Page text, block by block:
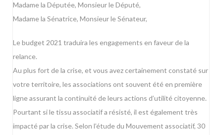
Madame la Députée, Monsieur le Député,
Madame la Sénatrice, Monsieur le Sénateur,
Le budget 2021 traduira les engagements en faveur de la
relance.
Au plus fort de la crise, et vous avez certainement constaté sur
votre territoire, les associations ont souvent été en première
ligne assurant la continuité de leurs actions d’utilité citoyenne.
Pourtant si le tissu associatif a résisté, il est également très
impacté par la crise. Selon l’étude du Mouvement associatif, 30